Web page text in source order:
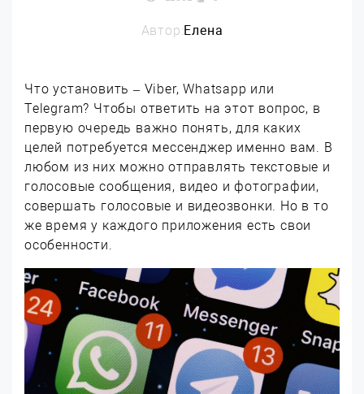
Автор:Елена
Что установить – Viber, Whatsapp или
Telegram? Чтобы ответить на этот вопрос, в
первую очередь важно понять, для каких
целей потребуется мессенджер именно вам. В
любом из них можно отправлять текстовые и
голосовые сообщения, видео и фотографии,
совершать голосовые и видеозвонки. Но в то
же время у каждого приложения есть свои
особенности.